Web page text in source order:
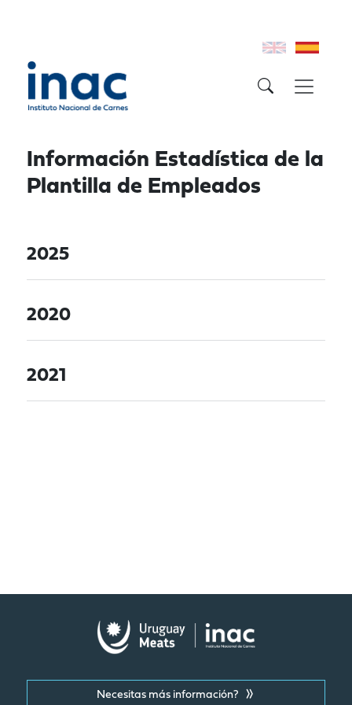
Información Estadística de la
Plantilla de Empleados
2025
2020
2021
Necesitas más información?